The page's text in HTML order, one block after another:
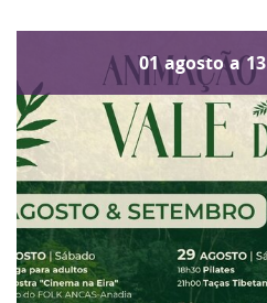
01 agosto a 13